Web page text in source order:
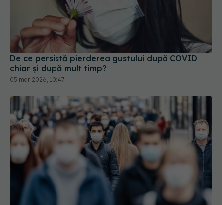
De ce persistă pierderea gustului după COVID
chiar și după mult timp?
05 mar 2026, 10:47
Evoluția COVID-19 în România. Datele surpriză
care dau peste cap previziunile specialiștilor